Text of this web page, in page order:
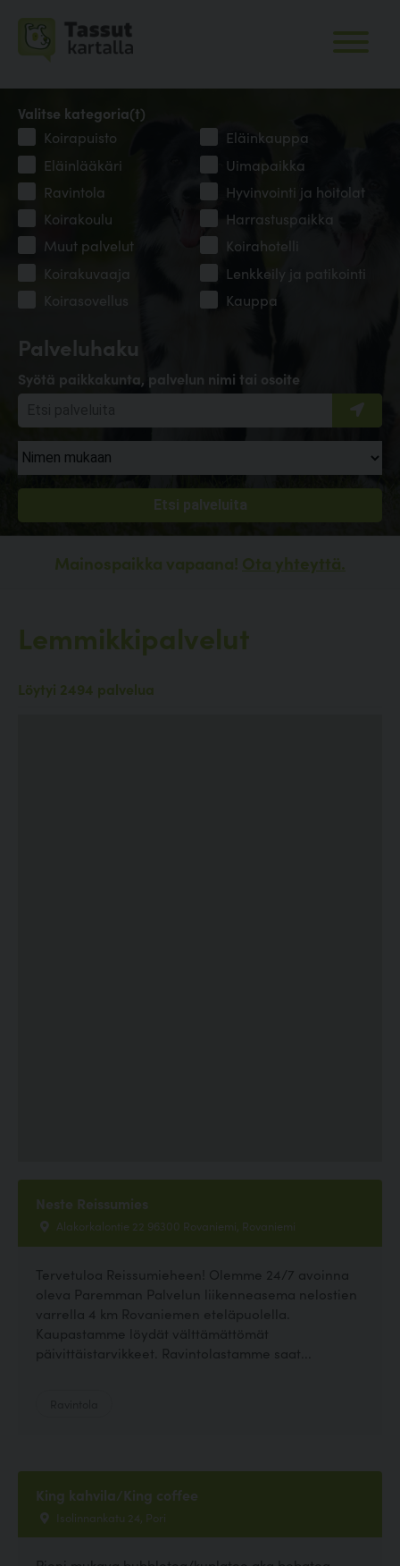
Palveluhaku
Syötä paikkakunta, palvelun nimi tai osoite
Valitse kategoria(t)
Koirapuisto
Eläinkauppa
Eläinlääkäri
Uimapaikka
Ravintola
Hyvinvointi ja hoitolat
Koirakoulu
Harrastuspaikka
Muut palvelut
Koirahotelli
Koirakuvaaja
Lenkkeily ja patikointi
Koirasovellus
Kauppa
Mainospaikka vapaana! Ota yhteyttä.
Lemmikkipalvelut
Löytyi 2494 palvelua
Neste Reissumies
Alakorkalontie 22 96300 Rovaniemi, Rovaniemi
Tervetuloa Reissumieheen! Olemme 24/7 avoinna
oleva Paremman Palvelun liikenneasema nelostien
varrella 4 km Rovaniemen eteläpuolella.
Kaupastamme löydät välttämättömät
päivittäistarvikkeet. Ravintolastamme saat...
King kahvila/King coffee
Isolinnankatu 24, Pori